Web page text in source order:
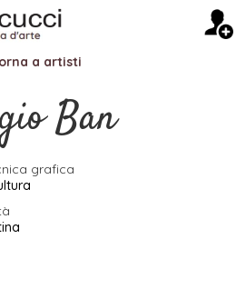
a artisti
Ban
grafica